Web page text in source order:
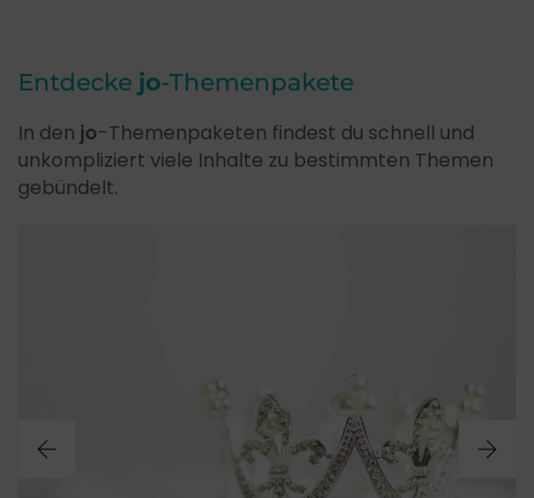
Entdecke jo-Themenpakete
In den jo-Themenpaketen findest du schnell und
unkompliziert viele Inhalte zu bestimmten Themen
gebündelt.